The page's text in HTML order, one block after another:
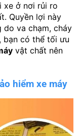
xe ở nơi rủi ro
Quyền lợi này
do va chạm, cháy
bạn có thể tối ưu
vật chất nên
hiểm xe máy